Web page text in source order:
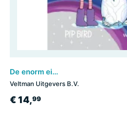
De enorm eigenwijze eenhoorn en het ijsdraakje
Veltman Uitgevers B.V.
€ 14,99